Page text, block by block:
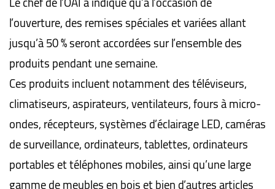
l’ouverture, des remises spéciales et variées allant
jusqu’à 50 % seront accordées sur l’ensemble des
produits pendant une semaine.
Ces produits incluent notamment des téléviseurs,
climatiseurs, aspirateurs, ventilateurs, fours à micro-
ondes, récepteurs, systèmes d’éclairage LED, caméras
de surveillance, ordinateurs, tablettes, ordinateurs
portables et téléphones mobiles, ainsi qu’une large